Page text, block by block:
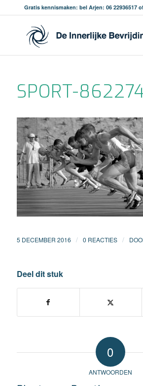
Gratis kennismaken: bel Arjen: 06 22936517
SPORT-
5 DECEMBER 2016 / 0 REACTIES /
Deel dit stuk
0
ANTWOORDEN